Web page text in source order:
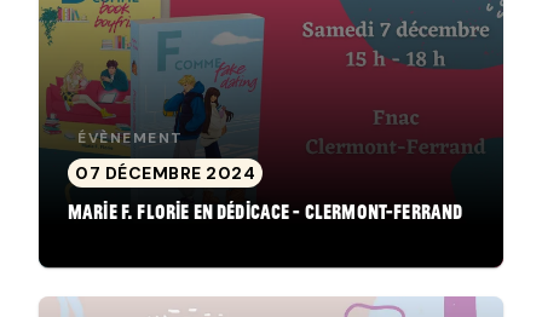
ÉVÈNEMENT
07 DÉCEMBRE 2024
Marie F. Florie en dédicace - Clermont-Ferrand